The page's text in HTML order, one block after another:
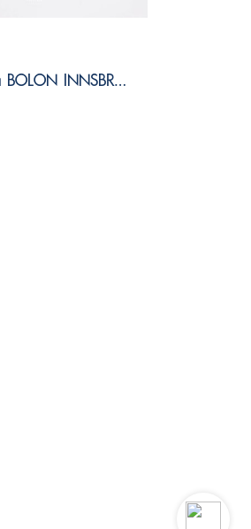
แว่นกันแดด BOLON INNSBRUCK BV1030 B90 Size 58